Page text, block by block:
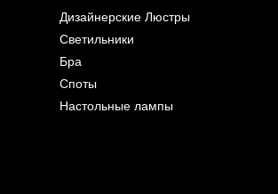
Дизайнерские Люстры
Светильники
Бра
Споты
Настольные лампы